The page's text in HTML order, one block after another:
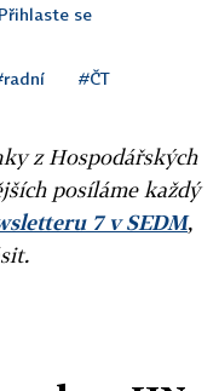
Přihlaste se
#ČT
z Hospodářských
posíláme každý
7 v SEDM,